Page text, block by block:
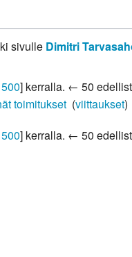
sivulle Dimitri
500] kerralla. ← 50
toimitukset‎ (viittaukset)
500] kerralla. ← 50